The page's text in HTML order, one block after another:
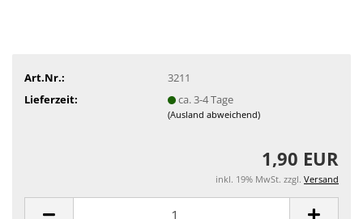
Art.Nr.:
3211
Lieferzeit:
ca. 3-4 Tage
(Ausland abweichend)
1,90 EUR
inkl. 19% MwSt. zzgl. Versand